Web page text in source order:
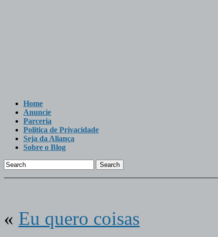
Home
Anuncie
Parceria
Politica de Privacidade
Seja da Aliança
Sobre o Blog
Search
« Eu quero coisas